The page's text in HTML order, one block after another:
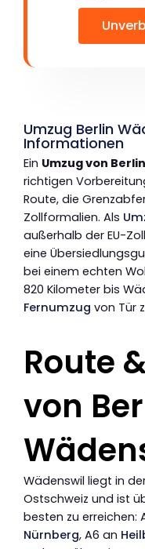
Umzug Berlin
Informationen
Ein Umzug von
richtigen
Route, die
Zollformalien. Als
außerhalb der EU-
eine
bei einem echten
820 Kilometer bis
Fernumzug von Tür
Route
von
Wädenswil liegt in
Ostschweiz und ist
besten zu erreichen:
Nürnberg, A6 an